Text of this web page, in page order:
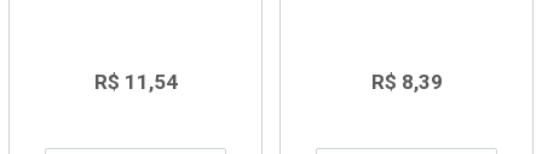
R$ 11,54 R$ 8,39